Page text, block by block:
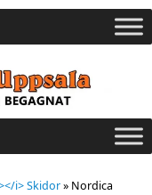
i> Skidor» Nordica